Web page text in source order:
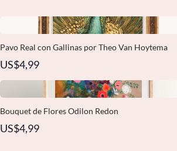
Pavo Real con Gallinas por Theo Van Hoytema
US$4,99
Bouquet de Flores Odilon Redon
US$4,99